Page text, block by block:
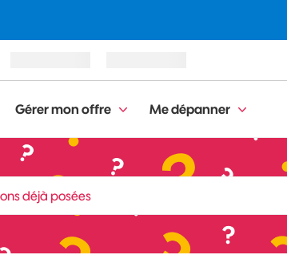
Gérer mon offre Me dépanner